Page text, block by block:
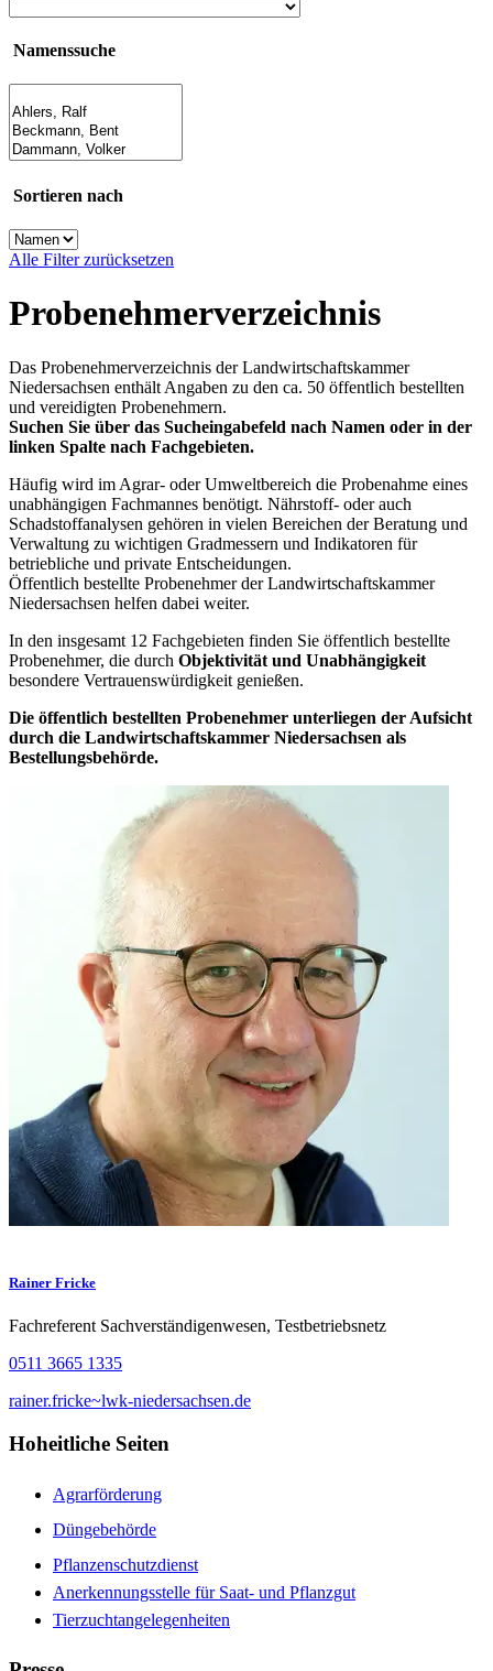
Namenssuche
Sortieren nach
Alle Filter zurücksetzen
Probenehmerverzeichnis
Das Probenehmerverzeichnis der Landwirtschaftskammer
Niedersachsen enthält Angaben zu den ca. 50 öffentlich bestellten
und vereidigten Probenehmern.
Suchen Sie über das Sucheingabefeld nach Namen oder in der
linken Spalte nach Fachgebieten.
Häufig wird im Agrar- oder Umweltbereich die Probenahme eines
unabhängigen Fachmannes benötigt. Nährstoff- oder auch
Schadstoffanalysen gehören in vielen Bereichen der Beratung und
Verwaltung zu wichtigen Gradmessern und Indikatoren für
betriebliche und private Entscheidungen.
Öffentlich bestellte Probenehmer der Landwirtschaftskammer
Niedersachsen helfen dabei weiter.
In den insgesamt 12 Fachgebieten finden Sie öffentlich bestellte
Probenehmer, die durch Objektivität und Unabhängigkeit
besondere Vertrauenswürdigkeit genießen.
Die öffentlich bestellten Probenehmer unterliegen der Aufsicht
durch die Landwirtschaftskammer Niedersachsen als
Bestellungsbehörde.
Rainer Fricke
Fachreferent Sachverständigenwesen, Testbetriebsnetz
0511 3665 1335
rainer.fricke~lwk-niedersachsen.de
Hoheitliche Seiten
Agrarförderung
Düngebehörde
Pflanzenschutzdienst
Anerkennungsstelle für Saat- und Pflanzgut
Tierzuchtangelegenheiten